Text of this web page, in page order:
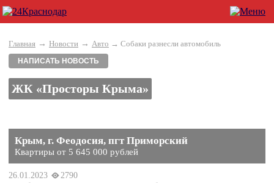
Главная → Новости → Авто → Собаки разнесли автомобиль
НАПИСАТЬ НОВОСТЬ
ЖК «Просторы Крыма»
Крым, г. Феодосия, пгт Приморский
Квартиры от 5 645 000 рублей
26.01.2023 2790